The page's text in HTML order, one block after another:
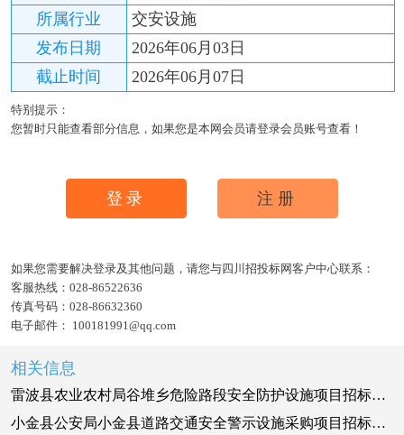
所属行业
交安设施
发布日期
2026年06月03日
截止时间
2026年06月07日
特别提示：
您暂时只能查看部分信息，如果您是本网会员请登录会员账号查看！
登录 注册
如果您需要解决登录及其他问题，请您与四川招投标网客户中心联系：
客服热线： 028-86522636
传真号码： 028-86632360
电子邮件： 100181991@qq.com
相关信息
雷波县农业农村局谷堆乡危险路段安全防护设施项目招标公告
小金县公安局小金县道路交通安全警示设施采购项目招标公告